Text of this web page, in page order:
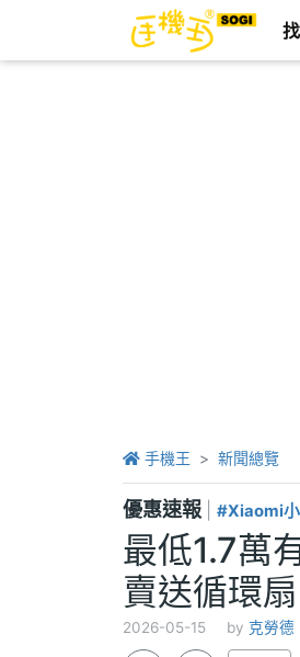
手機王 新聞總覽
優惠速報 #Xiaomi
最低1.7萬
賣送循環扇
2026-05-15 by 克勞德